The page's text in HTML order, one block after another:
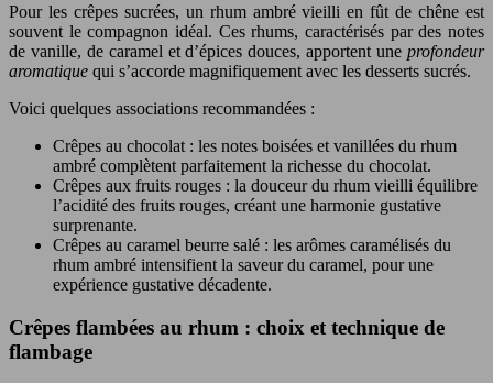
Pour les crêpes sucrées, un rhum ambré vieilli en fût de chêne est
souvent le compagnon idéal. Ces rhums, caractérisés par des notes
de vanille, de caramel et d’épices douces, apportent une profondeur
aromatique qui s’accorde magnifiquement avec les desserts sucrés.
Voici quelques associations recommandées :
Crêpes au chocolat : les notes boisées et vanillées du rhum
ambré complètent parfaitement la richesse du chocolat.
Crêpes aux fruits rouges : la douceur du rhum vieilli équilibre
l’acidité des fruits rouges, créant une harmonie gustative
surprenante.
Crêpes au caramel beurre salé : les arômes caramélisés du
rhum ambré intensifient la saveur du caramel, pour une
expérience gustative décadente.
Crêpes flambées au rhum : choix et technique de
flambage